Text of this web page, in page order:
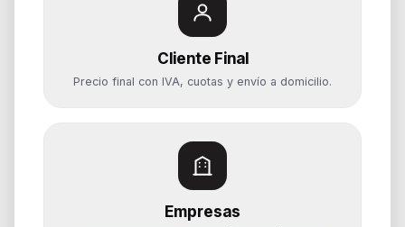
Cliente Final
Precio final con IVA, cuotas y envío a domicilio.
Empresas
Categorías
Notebooks
Computadoras y PCs
Componentes
Almacenamiento
Monitores y Pantallas
Ayuda